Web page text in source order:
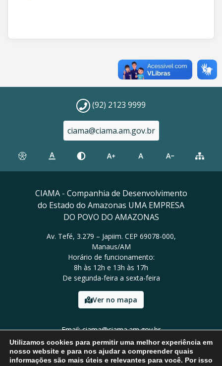
(92) 2123 9999
ciama@ciama.am.gov.br
CIAMA - Companhia de Desenvolvimento
do Estado do Amazonas UMA EMPRESA
DO POVO DO AMAZONAS
Av. Tefé, 3.279 – Japiim. CEP 69078-000,
Manaus/AM
Horário de funcionamento:
8h às 12h e 13h às 17h
De segunda-feira a sexta-feira
Ver no mapa
Email: ciama@ciama.am.gov.br
Tel: (92) 2123 9999
Utilizamos cookies para permitir uma melhor experiência em
nosso website e para nos ajudar a compreender quais
informações são mais úteis e relevantes para você. Por isso